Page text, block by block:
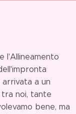
l'Allineamento
a un
noi, tante
bene, ma